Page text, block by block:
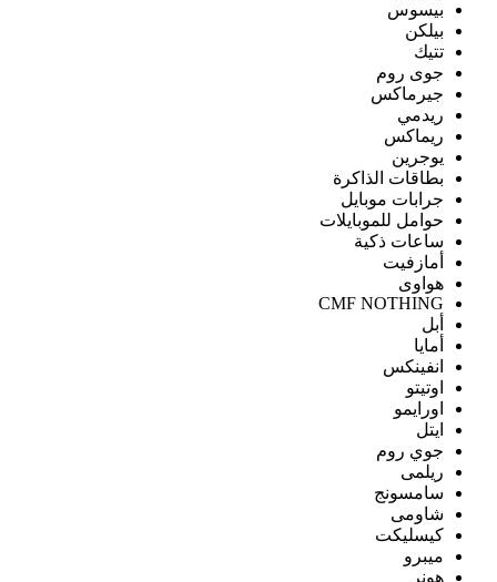
بيسوس
بيلكن
تتيك
جوى روم
جيرماكس
ريدمي
ريماكس
يوجرين
بطاقات الذاكرة
جرابات موبايل
حوامل للموبايلات
ساعات ذكية
أمازفيت
هواوى
CMF NOTHING
أبل
أمايا
انفينكس
اوتيتو
اورايمو
ايتل
جوي روم
ريلمى
سامسونج
شاومى
كيسليكت
ميبرو
هونر